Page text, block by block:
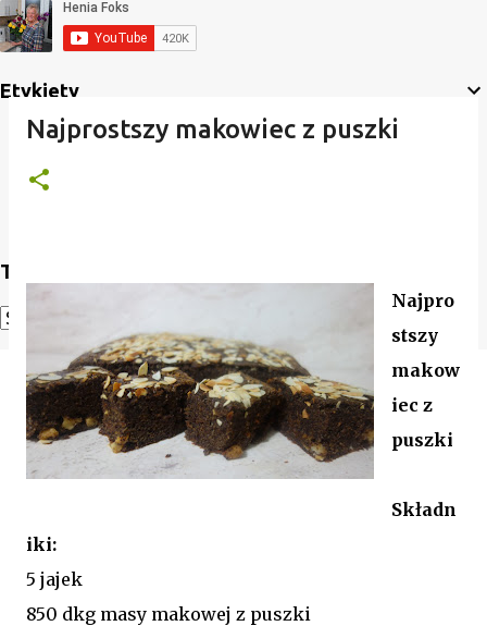
Etykiety
Translate
Powered by Translate
Najprostszy makowiec z puszki
Najpro
stszy
makow
iec z
puszki
Składn
iki:
5 jajek
850 dkg masy makowej z puszki